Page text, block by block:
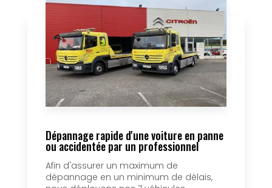
Dépannage rapide d'une voiture en panne
ou accidentée par un professionnel
Afin d'assurer un maximum de
dépannage en un minimum de délais,